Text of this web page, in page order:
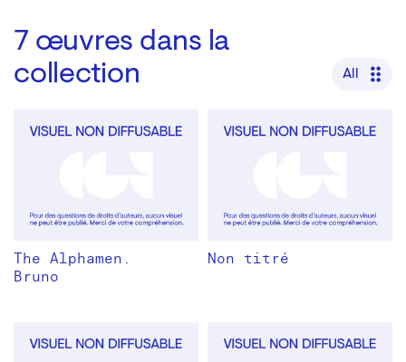
7 œuvres dans la
collection
All
The Alphamen.
Bruno
Non titré